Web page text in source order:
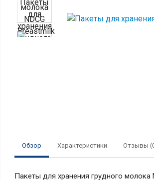
Обзор Характеристики Отзывы
Пакеты для хранения грудного